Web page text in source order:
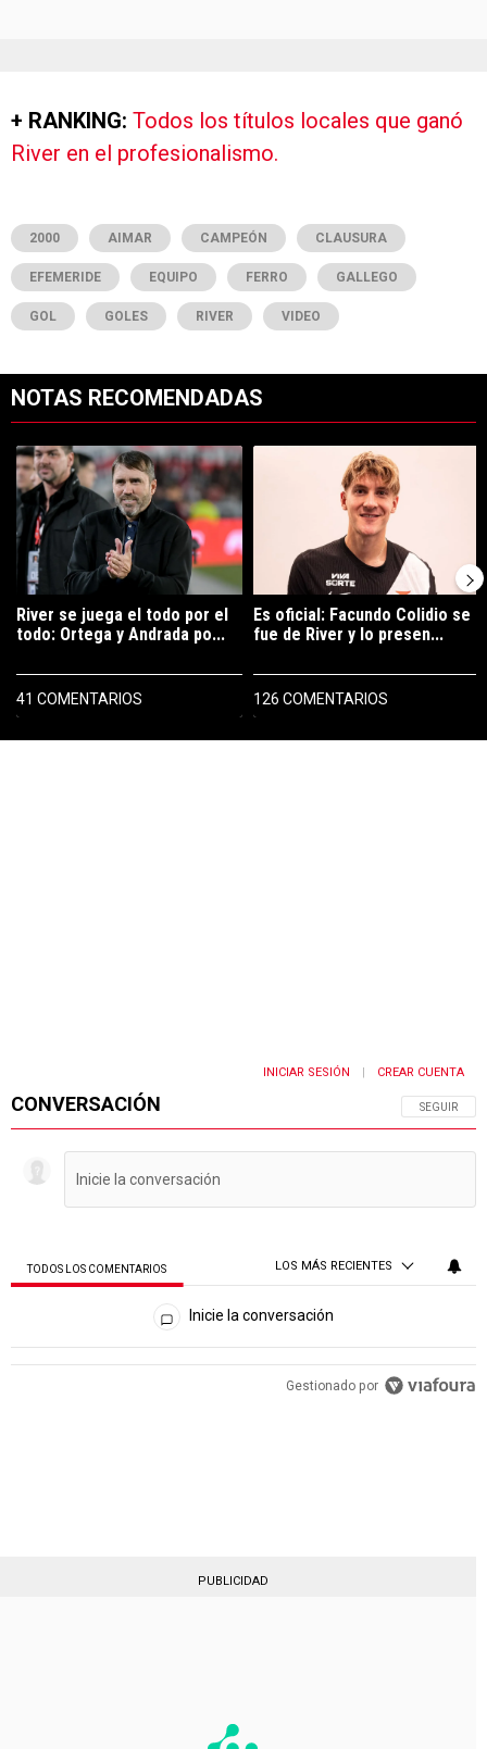
+ RANKING: Todos los títulos locales que ganó
River en el profesionalismo.
2000 AIMAR CAMPEÓN CLAUSURA
EFEMERIDE EQUIPO FERRO GALLEGO
GOL GOLES RIVER VIDEO
NOTAS RECOMENDADAS
PUBLICIDAD
Un artículo de tendencia con el título "River se juega el todo por el
River se juega el todo por el
todo: Ortega y Andrada po...
41 COMENTARIOS
Un artículo de tendencia con el
Es oficial: Facundo Colidio se
fue de River y lo presen...
126 COMENTARIOS
CONVERSACIÓN SIGA ESTA
SEGUIR
INICIAR SESIÓN CREAR CUENTA
TODOS LOS COMENTARIOS LOS MÁS RECIENTES
Todos los comentarios
Inicie la conversación
Gestionado por
PUBLICIDAD